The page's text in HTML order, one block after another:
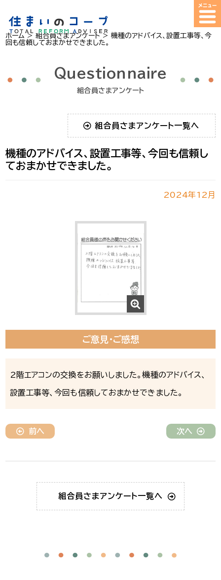
ホーム >組合員さまアンケート >機種のアドバイス、設置工事等、今
回も信頼しておまかせできました。
Questionnaire
組合員さまアンケート
組合員さまアンケート一覧へ
機種のアドバイス、設置工事等、今回も信頼し
ておまかせできました。
2024年12月
ご意見・ご感想
2階エアコンの交換をお願いしました。機種のアドバイス、
設置工事等、今回も信頼しておまかせできました。
前へ 次へ
組合員さまアンケート一覧へ